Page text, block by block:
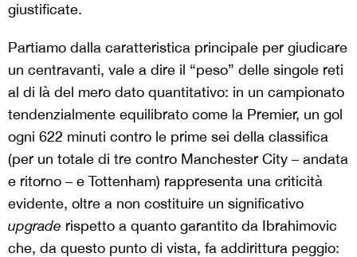
giustificate.
Partiamo dalla caratteristica principale per giudicare
un centravanti, vale a dire il “peso” delle singole reti
al di là del mero dato quantitativo: in un campionato
tendenzialmente equilibrato come la Premier, un gol
ogni 622 minuti contro le prime sei della classifica
(per un totale di tre contro Manchester City – andata
e ritorno – e Tottenham) rappresenta una criticità
evidente, oltre a non costituire un significativo
upgrade rispetto a quanto garantito da Ibrahimovic
che, da questo punto di vista, fa addirittura peggio: